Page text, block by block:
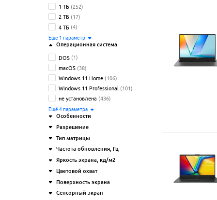
1 ТБ (252)
2 ТБ (17)
4 ТБ (4)
Ещё 1 параметр
Операционная система
DOS (1)
macOS (38)
Windows 11 Home (106)
Windows 11 Professional (101)
не установлена (436)
Ещё 4параметрa
Особенности
игровой (220)
минпромторг
профессиональный (8)
раскрытие крышки на 180°
слот для замка Kensington
Ещё5 параметров
Разрешение
(307)
1920x1080 (16:9)
(201)
2560x1600 (16:10)
2560x1664 (14:9) (10)
2880x1800 (16:10)
Тип матрицы
IPS (574)
OLED (125)
TN (10)
VA (1)
Частота обновления , Гц
Яркость экрана , кд/м2
Цветовой охват
100% DCI-P3 (172)
100% sRGB (123)
Поверхность экрана
глянцевая (168)
Сенсорный экран